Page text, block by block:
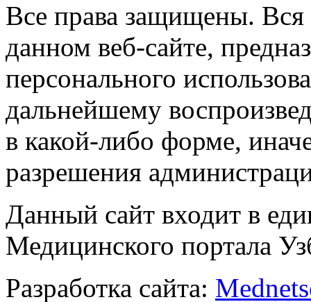
Все права защищены.
данном веб-сайте,
персонального
дальнейшему
в какой-либо форме,
разрешения
Данный сайт входит в
Медицинского портала
Разработка сайта: